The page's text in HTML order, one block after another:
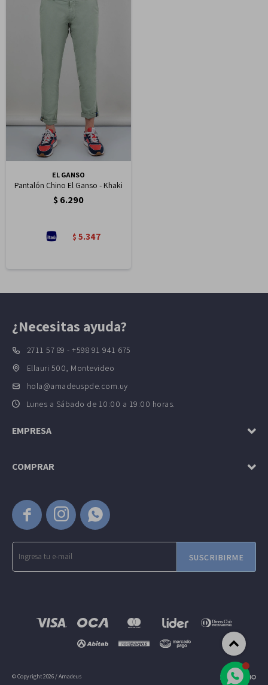
EL GANSO
Pantalón Chino El Ganso - Khaki
$6.290
$ 5.347
  
SUSCRIBIRME
¿Necesitas ayuda?
2711 57 89 - +598 91 941 675
Ellauri 500, Montevideo
hola@amadeuspde.com.uy
Lunes a Sábado de 10:00 a 19:00 horas.
EMPRESA
COMPRAR
© Copyright 2026 / Amadeus